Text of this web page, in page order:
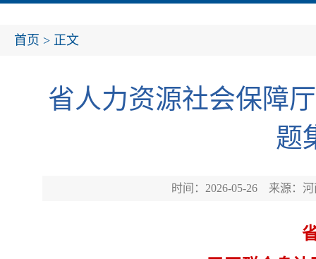
首页 > 正文
省人力资源社会保障
题
时间：2026-05-26 来源：